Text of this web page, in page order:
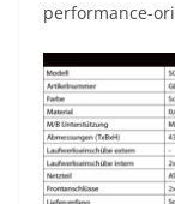
performance-